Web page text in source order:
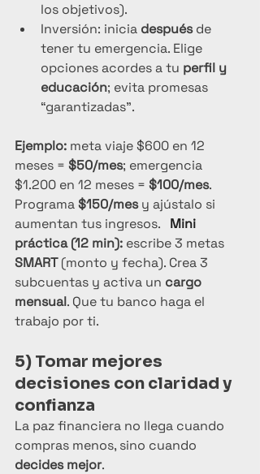
los objetivos).
Inversión: inicia después de
tener tu emergencia. Elige
opciones acordes a tu perfil y
educación; evita promesas
“garantizadas”.
Ejemplo: meta viaje $600 en 12
meses = $50/mes; emergencia
$1.200 en 12 meses = $100/mes.
Programa $150/mes y ajústalo si
aumentan tus ingresos. Mini
práctica (12 min): escribe 3 metas
SMART (monto y fecha). Crea 3
subcuentas y activa un cargo
mensual. Que tu banco haga el
trabajo por ti.
5) Tomar mejores
decisiones con claridad y
confianza
La paz financiera no llega cuando
compras menos, sino cuando
decides mejor.